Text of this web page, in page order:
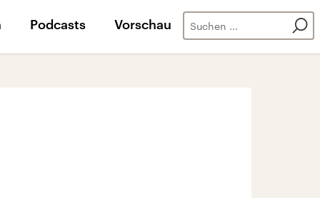
Podcasts Vorschau